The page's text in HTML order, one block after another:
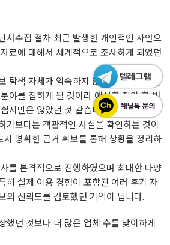
서수집 절차 최근 발생한 개인적인 사안으
료에 대해서 체계적으로 조사하게 되었던
탐색 자체가 익숙하지 않았으며 심리적인
야를 접하게 될 것이라 예상한 적이 한 번
지만은 않았던 것 같습니다.
기보다는 객관적인 사실을 확인하는 것이
지 명확한 근거 확보를 통해 상황을 정리하
를 본격적으로 진행하였으며 최대한 다양
히 실제 이용 경험이 포함된 여러 후기 자
의 신뢰도를 검토했던 기억이 납니다.
했던 것보다 더 많은 업체 수를 맞이하게